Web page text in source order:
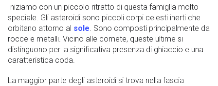
Iniziamo con un piccolo ritratto di questa famiglia molto
speciale. Gli asteroidi sono piccoli corpi celesti inerti che
orbitano attorno al sole. Sono composti principalmente da
rocce e metalli. Vicino alle comete, queste ultime si
distinguono per la significativa presenza di ghiaccio e una
caratteristica coda.
La maggior parte degli asteroidi si trova nella fascia